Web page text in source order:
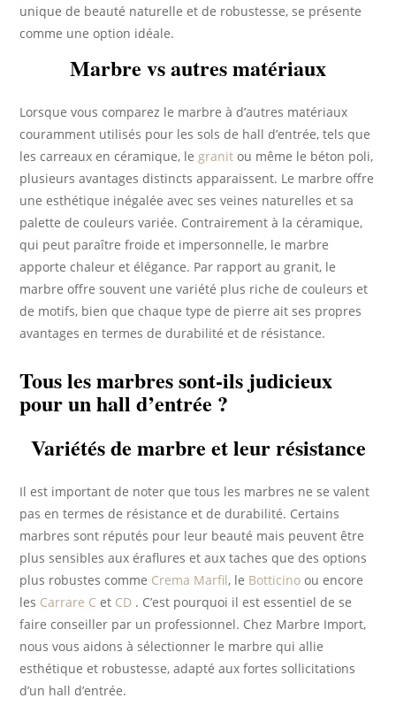
unique de beauté naturelle et de robustesse, se présente
comme une option idéale.
Marbre vs autres matériaux
Lorsque vous comparez le marbre à d’autres matériaux
couramment utilisés pour les sols de hall d’entrée, tels que
les carreaux en céramique, legranit ou même le béton poli,
plusieurs avantages distincts apparaissent. Le marbre offre
une esthétique inégalée avec ses veines naturelles et sa
palette de couleurs variée. Contrairement à la céramique,
qui peut paraître froide et impersonnelle, le marbre
apporte chaleur et élégance. Par rapport au granit, le
marbre offre souvent une variété plus riche de couleurs et
de motifs, bien que chaque type de pierre ait ses propres
avantages en termes de durabilité et de résistance.
Tous les marbres sont-ils judicieux
pour un hall d’entrée ?
Variétés de marbre et leur résistance
Il est important de noter que tous les marbres ne se valent
pas en termes de résistance et de durabilité. Certains
marbres sont réputés pour leur beauté mais peuvent être
plus sensibles aux éraflures et aux taches que des options
plus robustes comme Crema Marfil, le Botticino ou encore
les Carrare C et CD . C’est pourquoi il est essentiel de se
faire conseiller par un professionnel. Chez Marbre Import,
nous vous aidons à sélectionner le marbre qui allie
esthétique et robustesse, adapté aux fortes sollicitations
d’un hall d’entrée.